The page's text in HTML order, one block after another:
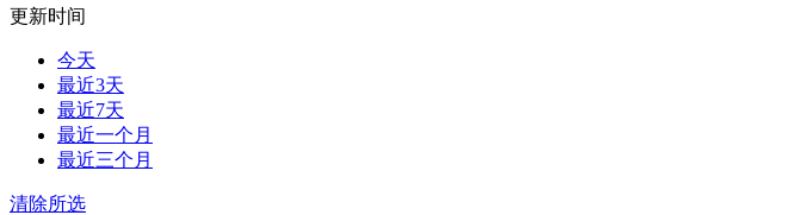
更新时间
今天
最近3天
最近7天
最近一个月
最近三个月
清除所选